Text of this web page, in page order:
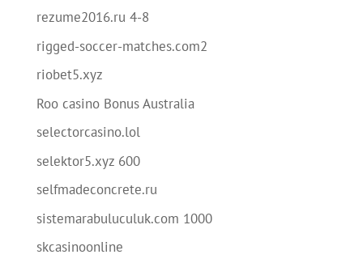
rezume2016.ru 4-8
rigged-soccer-matches.com2
riobet5.xyz
Roo casino Bonus Australia
selectorcasino.lol
selektor5.xyz 600
selfmadeconcrete.ru
sistemarabuluculuk.com 1000
skcasinoonline